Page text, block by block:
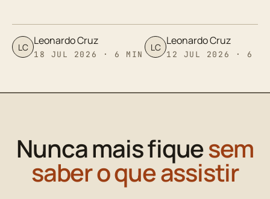
LC Leonardo Cruz
18 JUL 2026 · 6 MIN
LC Leonardo Cruz
12 JUL 2026 · 6
Nunca mais fiquesem
saber o que assistir